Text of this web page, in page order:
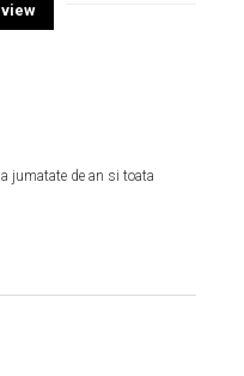
jumatate de an si toata